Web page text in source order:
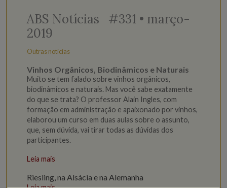
ABS Notícias #331 • março-
2019
Outras notícias
Vinhos Orgânicos, Biodinâmicos e Naturais
Muito se tem falado sobre vinhos orgânicos,
biodinâmicos e naturais. Mas você sabe exatamente
do que se trata? O professor Alain Ingles, com
formação em administração e apaixonado por vinhos,
elaborou um curso em duas aulas sobre o assunto,
que, sem dúvida, vai tirar todas as dúvidas dos
participantes.
Leia mais
Riesling, na Alsácia e na Alemanha